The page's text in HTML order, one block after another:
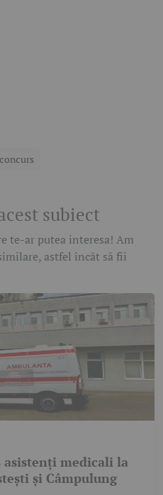
concurs
subiect
te-ar putea interesa! Am
astfel încât să fii
asistenți medicali la
și Câmpulung